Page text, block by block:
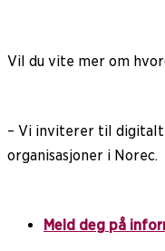
Vil du vite mer om
– Vi inviterer til digitalt
organisasjoner i Norec.
Meld deg på